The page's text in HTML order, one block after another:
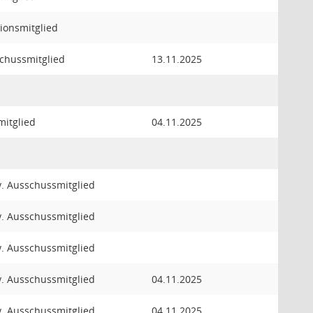
13.11.2025
04.11.2025
Ausschussmitglied
Ausschussmitglied
Ausschussmitglied
Ausschussmitglied 04.11.2025